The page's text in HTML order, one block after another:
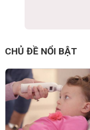
CHỦ ĐỀ NỔI BẬT